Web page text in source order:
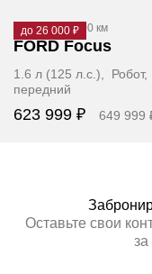
до 26 000 ₽
2012· 233 000 км
FORD Focus
1.6 л (125 л.с.), Робот,
передний
623 999 ₽ 649 999
Оставьте свои